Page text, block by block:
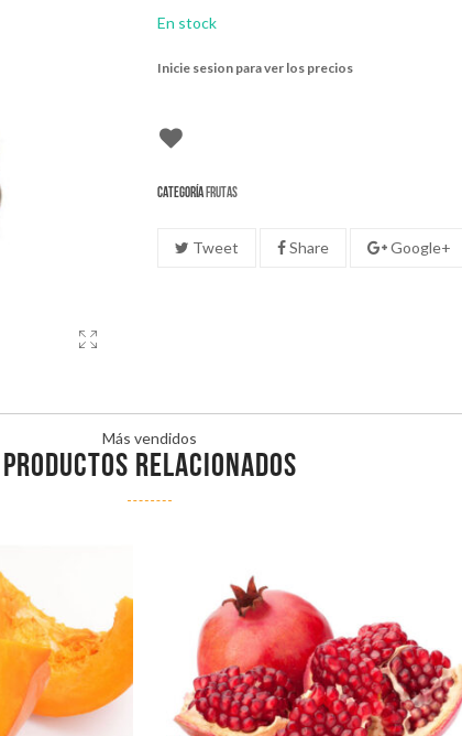
En stock
Inicie sesion para ver los precios
Categoría Frutas
Tweet Share Google+
Más vendidos
PRODUCTOS RELACIONADOS